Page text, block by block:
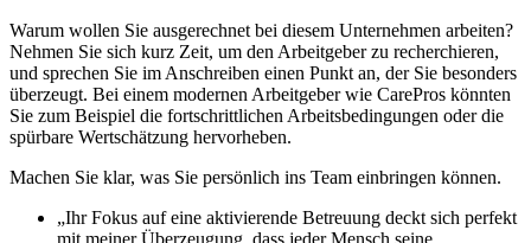
Warum wollen Sie ausgerechnet bei diesem Unternehmen arbeiten?
Nehmen Sie sich kurz Zeit, um den Arbeitgeber zu recherchieren,
und sprechen Sie im Anschreiben einen Punkt an, der Sie besonders
überzeugt. Bei einem modernen Arbeitgeber wie CarePros könnten
Sie zum Beispiel die fortschrittlichen Arbeitsbedingungen oder die
spürbare Wertschätzung hervorheben.
Machen Sie klar, was Sie persönlich ins Team einbringen können.
„Ihr Fokus auf eine aktivierende Betreuung deckt sich perfekt